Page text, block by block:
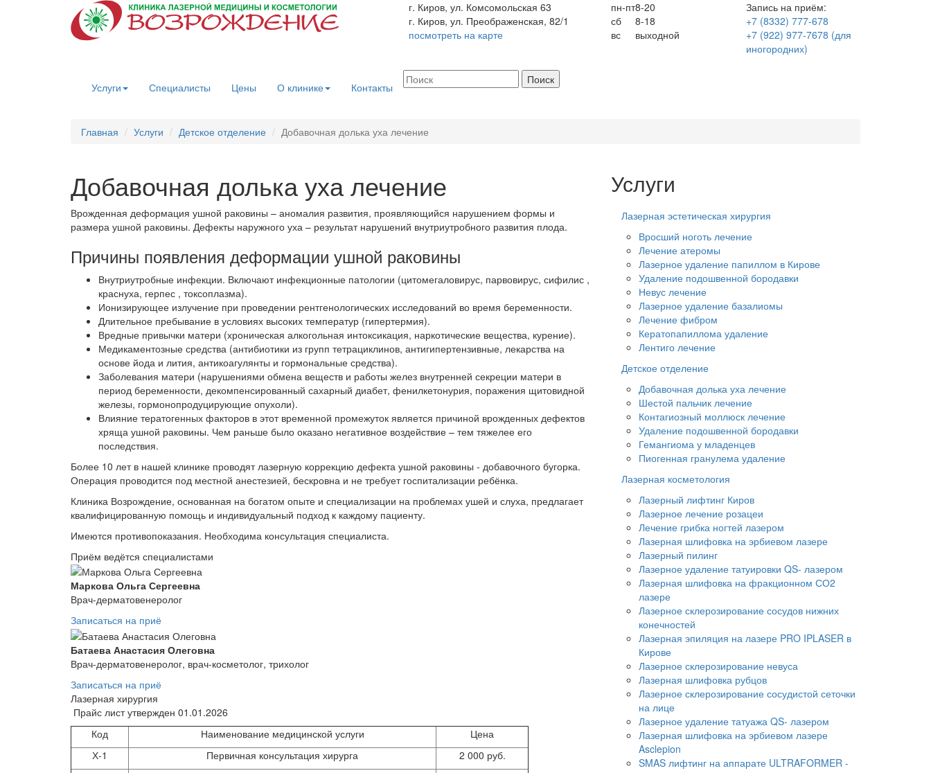
Запись на приём:
+7 (8332) 777-678
+7 (922) 977-7678 (для
иногородних)
г. Киров, ул. Комсомольская 63
г. Киров, ул. Преображенская, 82/1
посмотреть на карте
пн-пт8-20
сб
8-18
вс
выходной
Услуги Специалисты Цены О клинике Контакты
Главная Услуги Детское отделение Добавочная долька уха лечение
Добавочная долька уха лечение
Врожденная деформация ушной раковины – аномалия развития, проявляющийся нарушением формы и
размера ушной раковины. Дефекты наружного уха – результат нарушений внутриутробного развития плода.
Причины появления деформации ушной раковины
Внутриутробные инфекции. Включают инфекционные патологии (цитомегаловирус, парвовирус, сифилис ,
краснуха, герпес , токсоплазма).
Ионизирующее излучение при проведении рентгенологических исследований во время беременности.
Длительное пребывание в условиях высоких температур (гипертермия).
Вредные привычки матери (хроническая алкогольная интоксикация, наркотические вещества, курение).
Медикаментозные средства (антибиотики из групп тетрациклинов, антигипертензивные, лекарства на
основе йода и лития, антикоагулянты и гормональные средства).
Заболевания матери (нарушениями обмена веществ и работы желез внутренней секреции матери в
период беременности, декомпенсированный сахарный диабет, фенилкетонурия, поражения щитовидной
железы, гормонопродуцирующие опухоли).
Влияние тератогенных факторов в этот временной промежуток является причиной врожденных дефектов
хряща ушной раковины. Чем раньше было оказано негативное воздействие – тем тяжелее его
последствия.
Более 10 лет в нашей клинике проводят лазерную коррекцию дефекта ушной раковины - добавочного бугорка.
Операция проводится под местной анестезией, бескровна и не требует госпитализации ребёнка.
Клиника Возрождение, основанная на богатом опыте и специализации на проблемах ушей и слуха, предлагает
квалифицированную помощь и индивидуальный подход к каждому пациенту.
Имеются противопоказания. Необходима консультация специалиста.
Приём ведётся специалистами
Маркова Ольга Сергеевна
Врач-дерматовенеролог
Записаться на приё
Батаева Анастасия Олеговна
Врач-дерматовенеролог, врач-косметолог, трихолог
Записаться на приё
Лазерная хирургия
Прайс лист утвержден 01.01.2026
Код
Наименование медицинской услуги
Цена
Х-1
Первичная консультация хирурга
2 000 руб.
Услуги
Лазерная эстетическая хирургия
Вросший ноготь лечение
Лечение атеромы
Лазерное удаление папиллом в Кирове
Удаление подошвенной бородавки
Невус лечение
Лазерное удаление базалиомы
Лечение фибром
Кератопапиллома удаление
Лентиго лечение
Детское отделение
Добавочная долька уха лечение
Шестой пальчик лечение
Контагиозный моллюск лечение
Удаление подошвенной бородавки
Гемангиома у младенцев
Пиогенная гранулема удаление
Лазерная косметология
Лазерный лифтинг Киров
Лазерное лечение розацеи
Лечение грибка ногтей лазером
Лазерная шлифовка на эрбиевом лазере
Лазерный пилинг
Лазерное удаление татуировки QS- лазером
Лазерная шлифовка на фракционном СО2
лазере
Лазерное склерозирование сосудов нижних
конечностей
Лазерная эпиляция на лазере PRO IPLASER в
Кирове
Лазерное склерозирование невуса
Лазерная шлифовка рубцов
Лазерное склерозирование сосудистой сеточки
на лице
Лазерное удаление татуажа QS- лазером
Лазерная шлифовка на эрбиевом лазере
Asclepion
SMAS лифтинг на аппарате ULTRAFORMER -